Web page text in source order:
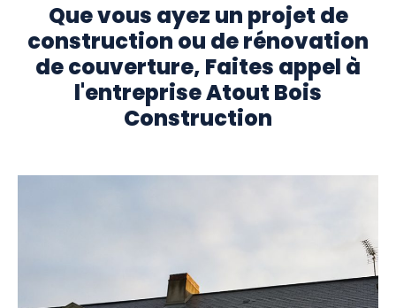
Que vous ayez un projet de
construction ou de rénovation
de couverture, Faites appel à
l'entreprise Atout Bois
Construction